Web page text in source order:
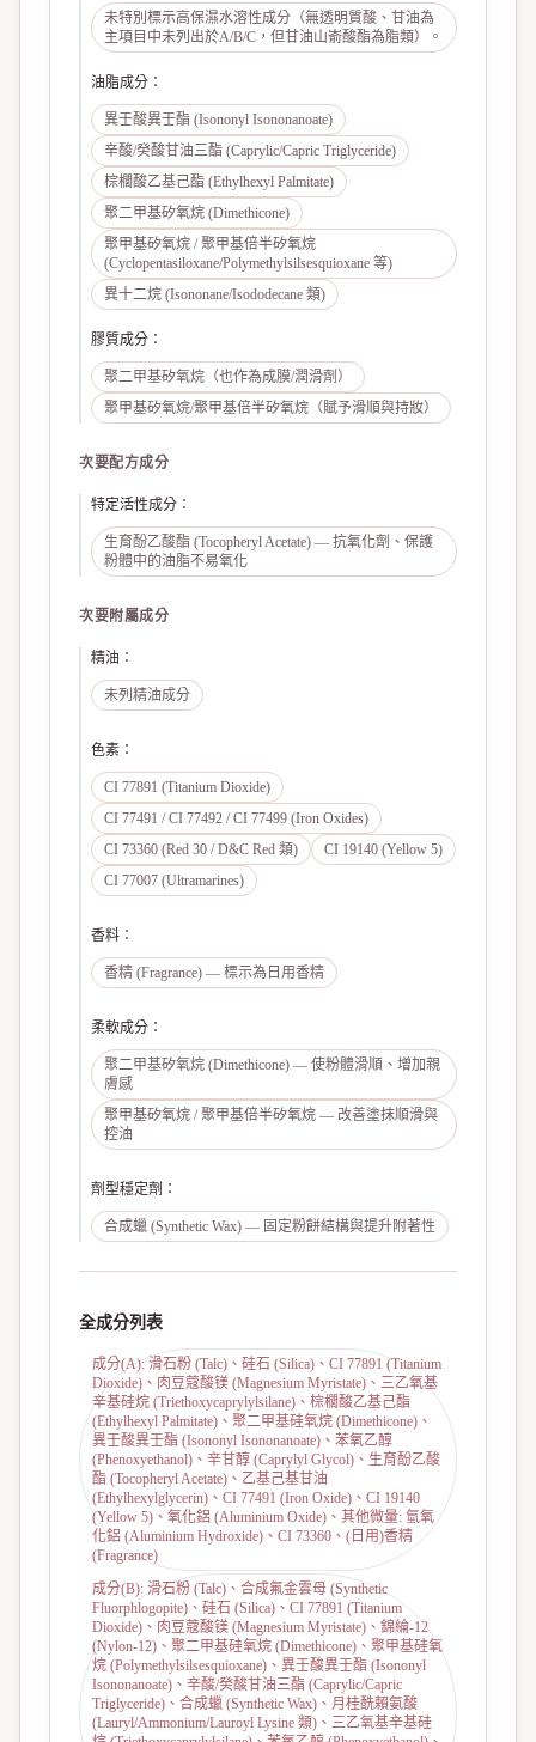
未特別標示高保濕水溶性成分（無透明質酸、甘油為
主項目中未列出於A/B/C，但甘油山嵛酸酯為脂類）。
油脂成分 ：
異壬酸異壬酯 (Isononyl Isononanoate)
辛酸/癸酸甘油三酯 (Caprylic/Capric Triglyceride)
棕櫚酸乙基己酯 (Ethylhexyl Palmitate)
聚二甲基矽氧烷 (Dimethicone)
聚甲基矽氧烷 / 聚甲基倍半矽氧烷
(Cyclopentasiloxane/Polymethylsilsesquioxane 等)
異十二烷 (Isononane/Isododecane 類)
膠質成分 ：
聚二甲基矽氧烷（也作為成膜/潤滑劑）
聚甲基矽氧烷/聚甲基倍半矽氧烷（賦予滑順與持妝）
次要配方成分
特定活性成分 ：
生育酚乙酸酯 (Tocopheryl Acetate) — 抗氧化劑、保護
粉體中的油脂不易氧化
次要附屬成分
精油 ：
未列精油成分
色素 ：
CI 77891 (Titanium Dioxide)
CI 77491 / CI 77492 / CI 77499 (Iron Oxides)
CI 73360 (Red 30 / D&C Red 類)
CI 19140 (Yellow 5)
CI 77007 (Ultramarines)
香料 ：
香精 (Fragrance) — 標示為日用香精
柔軟成分 ：
聚二甲基矽氧烷 (Dimethicone) — 使粉體滑順、增加親
膚感
聚甲基矽氧烷 / 聚甲基倍半矽氧烷 — 改善塗抹順滑與
控油
劑型穩定劑 ：
合成蠟 (Synthetic Wax) — 固定粉餅結構與提升附著性
全成分列表
成分(A): 滑石粉 (Talc)、硅石 (Silica)、CI 77891 (Titanium
Dioxide)、肉豆蔻酸镁 (Magnesium Myristate)、三乙氧基
辛基硅烷 (Triethoxycaprylylsilane)、棕櫚酸乙基己酯
(Ethylhexyl Palmitate)、聚二甲基硅氧烷 (Dimethicone)、
異壬酸異壬酯 (Isononyl Isononanoate)、苯氧乙醇
(Phenoxyethanol)、辛甘醇 (Caprylyl Glycol)、生育酚乙酸
酯 (Tocopheryl Acetate)、乙基己基甘油
(Ethylhexylglycerin)、CI 77491 (Iron Oxide)、CI 19140
(Yellow 5)、氧化鋁 (Aluminium Oxide)、其他微量: 氫氧
化鋁 (Aluminium Hydroxide)、CI 73360、(日用)香精
(Fragrance)
成分(B): 滑石粉 (Talc)、合成氟金雲母 (Synthetic
Fluorphlogopite)、硅石 (Silica)、CI 77891 (Titanium
Dioxide)、肉豆蔻酸镁 (Magnesium Myristate)、錦綸-12
(Nylon-12)、聚二甲基硅氧烷 (Dimethicone)、聚甲基硅氧
烷 (Polymethylsilsesquioxane)、異壬酸異壬酯 (Isononyl
Isononanoate)、辛酸/癸酸甘油三酯 (Caprylic/Capric
Triglyceride)、合成蠟 (Synthetic Wax)、月桂酰賴氨酸
(Lauryl/Ammonium/Lauroyl Lysine 類)、三乙氧基辛基硅